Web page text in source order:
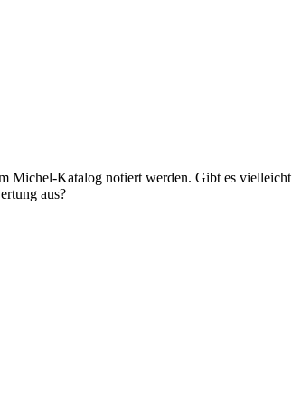
Katalog notiert werden. Gibt es
aus?